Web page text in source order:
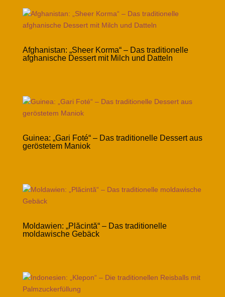
Afghanistan: „Sheer Korma“ – Das traditionelle
afghanische Dessert mit Milch und Datteln
Guinea: „Gari Foté“ – Das traditionelle Dessert aus
geröstetem Maniok
Moldawien: „Plăcintă“ – Das traditionelle
moldawische Gebäck